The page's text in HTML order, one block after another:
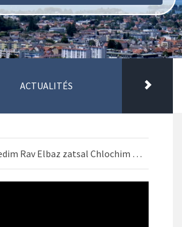
ACTUALITÉS
Espedim Rav Elbaz zatsal Chlochim Mai 2026